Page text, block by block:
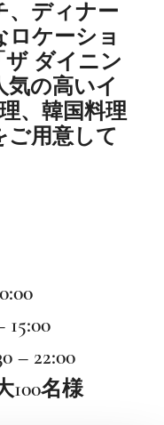
、ディナー
ロケーショ
ダイニン
気の高いイ
、韓国料理
ご用意して
15:00
– 22:00
100名様